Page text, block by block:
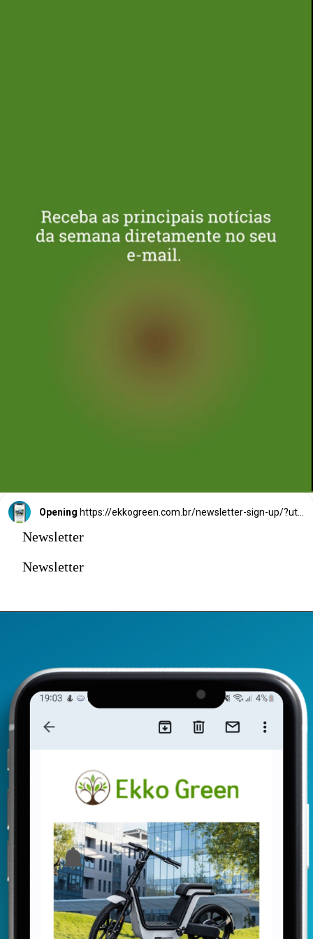
Opening https://ekkogreen.com.br/newsletter-sign-up/?utm_source=google&utm_medium=web-stories&utm_campaign=newsletter
Newsletter
Newsletter